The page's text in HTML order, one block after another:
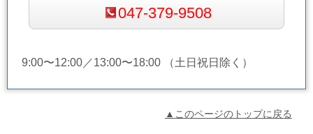
047-379-9508
9:00〜12:00／13:00〜18:00 （土日祝日除く）
▲このページのトップに戻る